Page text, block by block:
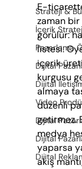
Strateji &
İçerik
Pazarlama
Dijital
Dijital
Video
Dijital
Dijital
Dijital
E-
zaman bir
görülür:
listesi.
içerik
kurgusu
almaya
düzenli
getirmez.
medya
yaparsa
akış